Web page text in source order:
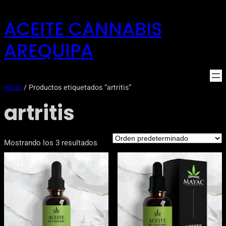
al
contenido
ACEITE CANNABIS
AREQUIPA
Inicio/ Productos etiquetados “artritis”
artritis
Mostrando los 3 resultados